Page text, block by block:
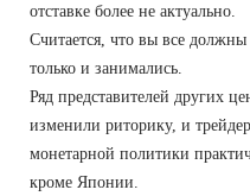
отставке более не актуально.
Считается, что вы все
только и занимались.
Ряд представителей других
изменили риторику, и
монетарной политики
кроме Японии.